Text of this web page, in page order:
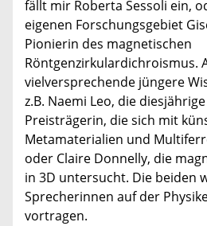
fällt mir Roberta Sessoli ein,
eigenen Forschungsgebiet
Pionierin des magnetischen
Röntgenzirkulardichroismus.
vielversprechende jüngere
z.B. Naemi Leo, die
Preisträgerin, die sich mit
Metamaterialien und
oder Claire Donnelly, die
in 3D untersucht. Die beiden
Sprecherinnen auf der
vortragen.